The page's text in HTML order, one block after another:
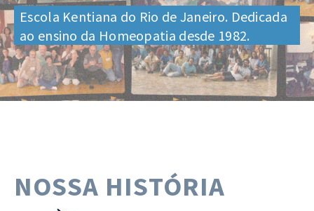
Escola Kentiana do Rio de Janeiro. Dedicada
ao ensino da Homeopatia desde 1982.
NOSSA HISTÓRIA